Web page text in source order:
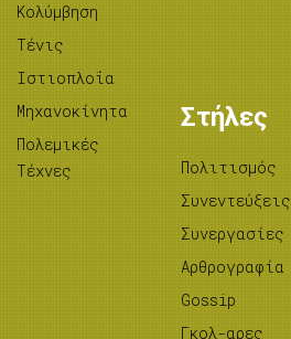
Κολύμβηση
Τένις
Ιστιοπλοΐα
Μηχανοκίνητα
Πολεμικές
Τέχνες
Στήλες
Πολιτισμός
Συνεντεύξεις
Συνεργασίες
Αρθρογραφία
Gossip
Γκολ-αρες